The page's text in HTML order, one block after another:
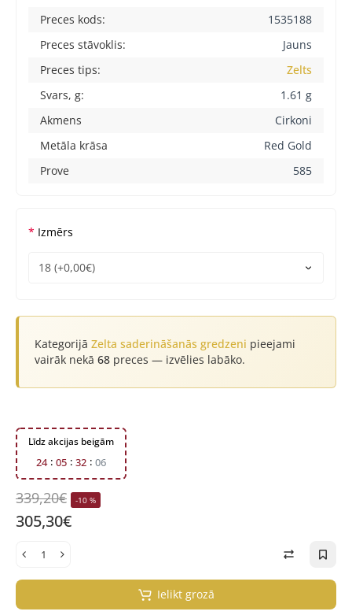
Preces kods:
1535188
Preces stāvoklis:
Jauns
Preces tips:
Zelts
Svars, g:
1.61 g
Akmens
Cirkoni
Metāla krāsa
Red Gold
Prove
585
Izmērs
Kategorijā Zelta saderināšanās gredzeni pieejami
vairāk nekā 68 preces — izvēlies labāko.
Līdz akcijas beigām
24 05 32 05
339,20€ -10 %
305,30€
Ielikt grozā